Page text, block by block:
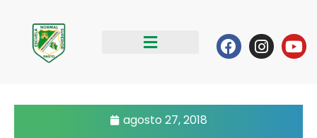
contenido
Facebook
agosto 27, 2018